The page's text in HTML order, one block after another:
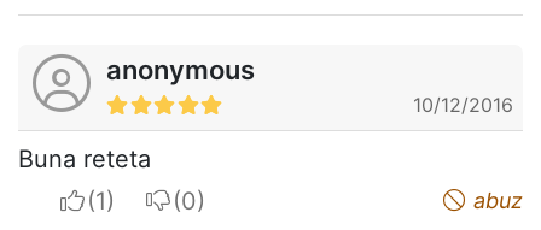
anonymous
10/12/2016
Buna reteta
I apreciateI do not appreciate abuz